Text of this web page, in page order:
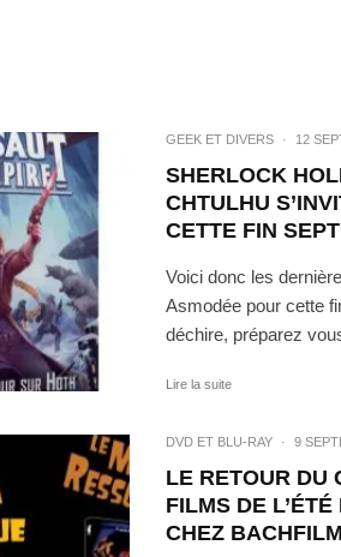
GEEK ET DIVERS · 12
SHERLOCK
CHTULHU
CETTE FIN
Voici donc les
Asmodée pour cette
déchire, préparez
Lire la suite
DVD ET BLU-RAY · 9
LE RETOUR DU
FILMS DE
CHEZ